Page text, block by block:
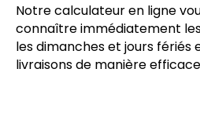
Notre calculateur en ligne
connaître immédiatement
les dimanches et jours fériés
livraisons de manière